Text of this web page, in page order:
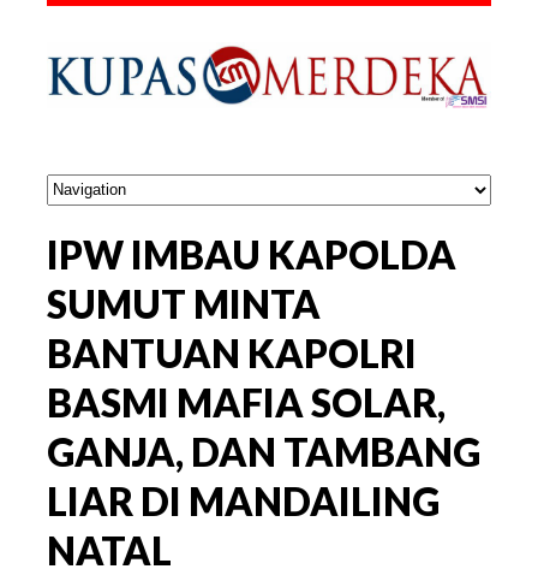
IPW IMBAU KAPOLDA
SUMUT MINTA
BANTUAN KAPOLRI
BASMI MAFIA SOLAR,
GANJA, DAN TAMBANG
LIAR DI MANDAILING
NATAL